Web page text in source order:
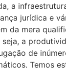
a
jurídica e
da mera
seja, a
de
Temos